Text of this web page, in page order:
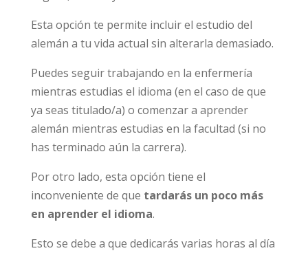
Esta opción te permite incluir el estudio del
alemán a tu vida actual sin alterarla demasiado.
Puedes seguir trabajando en la enfermería
mientras estudias el idioma (en el caso de que
ya seas titulado/a) o comenzar a aprender
alemán mientras estudias en la facultad (si no
has terminado aún la carrera).
Por otro lado, esta opción tiene el
inconveniente de que tardarás un poco más
en aprender el idioma.
Esto se debe a que dedicarás varias horas al día